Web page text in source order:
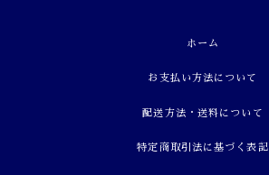
ホーム
お支払い方法について
配送方法・送料について
特定商取引法に基づく表記